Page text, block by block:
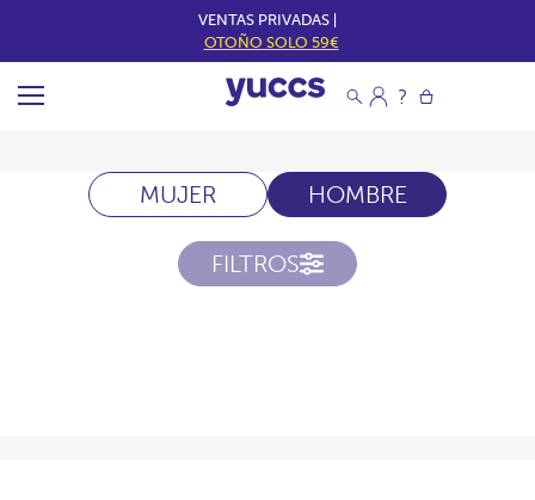
VENTAS PRIVADAS |
OTOÑO SOLO 59€
MUJER HOMBRE
FILTROS